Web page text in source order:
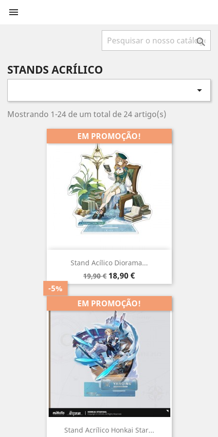


STANDS ACRÍLICO

Mostrando 1-24 de um total de 24 artigo(s)
Stand Acílico Diorama...
Preço
normal
19,90 €
-5%
Preço
18,90 €
EM PROMOÇÃO!
Stand Acrílico Honkai Star...
EM PROMOÇÃO!